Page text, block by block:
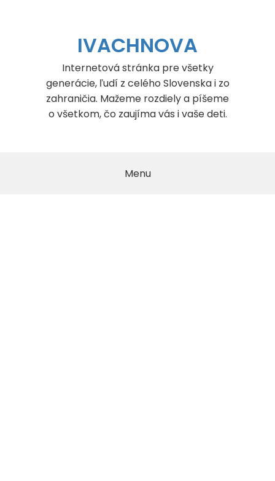
IVACHNOVA
Internetová stránka pre všetky
generácie, ľudí z celého Slovenska i zo
zahraničia. Mažeme rozdiely a píšeme
o všetkom, čo zaujíma vás i vaše deti.
Menu